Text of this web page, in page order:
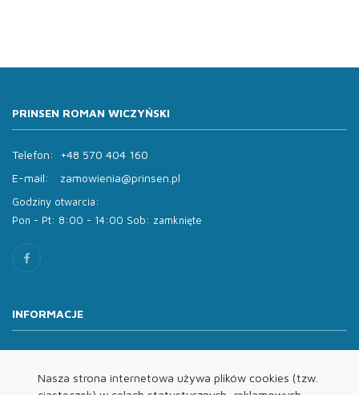
Nasza strona internetowa używa plików cookies (tzw.
PRINSEN ROMAN WICZYŃSKI
Telefon:
+48 570 404 160
E-mail:
zamowienia@prinsen.pl
Godziny otwarcia:
Pon - Pt: 8:00 - 14:00 Sob: zamknięte
INFORMACJE
Oferta